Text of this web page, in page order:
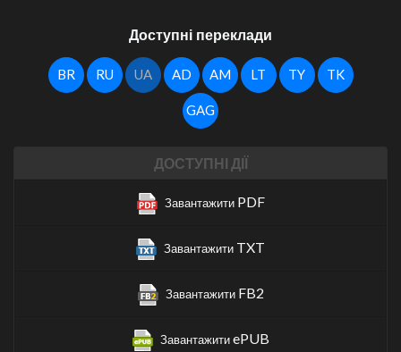
Доступні переклади
BR RU UA AD AM LT TY TK
GAG
ДОСТУПНІ ДІЇ
ЗавантажитиPDF
Завантажити TXT
ЗавантажитиFB2
ЗавантажитиePUB